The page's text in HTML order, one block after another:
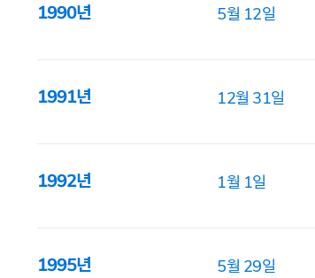
1990년 5월 12일
1991년 12월 31일
1992년 1월 1일
1995년 5월 29일